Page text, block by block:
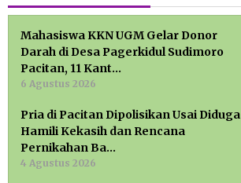
Mahasiswa KKN UGM Gelar Donor
Darah di Desa Pagerkidul Sudimoro
Pacitan, 11 Kant…
6 Agustus 2026
Pria di Pacitan Dipolisikan Usai Diduga
Hamili Kekasih dan Rencana
Pernikahan Ba…
4 Agustus 2026